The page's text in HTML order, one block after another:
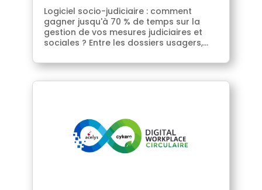
Logiciel socio-judiciaire : comment
gagner jusqu'à 70 % de temps sur la
gestion de vos mesures judiciaires et
sociales ? Entre les dossiers usagers,...